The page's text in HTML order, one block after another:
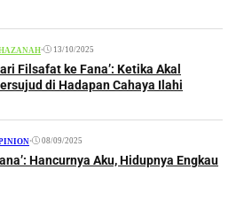
• 13/10/2025
Filsafat ke Fana’: Ketika Akal
di Hadapan Cahaya Ilahi
• 08/09/2025
Hancurnya Aku, Hidupnya Engkau